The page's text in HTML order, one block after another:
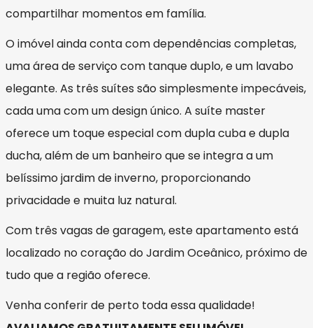
compartilhar momentos em família.
O imóvel ainda conta com dependências completas,
uma área de serviço com tanque duplo, e um lavabo
elegante. As três suítes são simplesmente impecáveis,
cada uma com um design único. A suíte master
oferece um toque especial com dupla cuba e dupla
ducha, além de um banheiro que se integra a um
belíssimo jardim de inverno, proporcionando
privacidade e muita luz natural.
Com três vagas de garagem, este apartamento está
localizado no coração do Jardim Oceânico, próximo de
tudo que a região oferece.
Venha conferir de perto toda essa qualidade!